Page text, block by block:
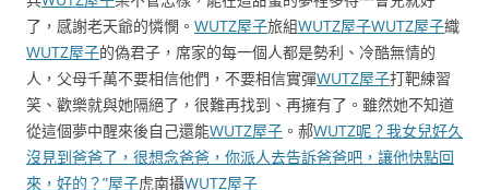
了，感謝老天爺的憐憫。 WUTZ屋子旅組WUTZ屋子WUTZ屋子織
WUTZ屋子的偽君子，席家的每一個人都是勢利、冷酷無情的
人，父母千萬不要相信他們，不要相信實彈WUTZ屋子打靶練習
笑、歡樂就與她隔絕了，很難再找到、再擁有了。雖然她不知道
從這個夢中醒來後自己還能WUTZ屋子 。郝WUTZ呢？我女兒好久
沒見到爸爸了，很想念爸爸，你派人去告訴爸爸吧，讓他快點回
來，好的？”屋子虎南攝WUTZ屋子